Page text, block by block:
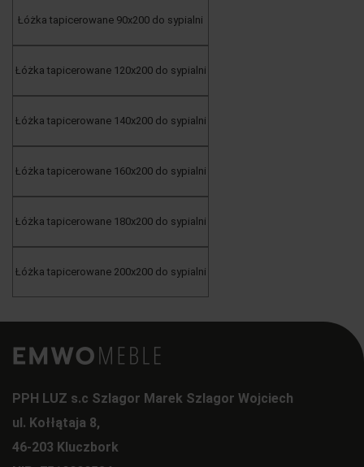
Łóżka tapicerowane 90x200 do sypialni
Łóżka tapicerowane 120x200 do sypialni
Łóżka tapicerowane 140x200 do sypialni
Łóżka tapicerowane 160x200 do sypialni
Łóżka tapicerowane 180x200 do sypialni
Łóżka tapicerowane 200x200 do sypialni
PPH LUZ s.c Szlagor Marek Szlagor Wojciech
ul. Kołłątaja 8,
46-203 Kluczbork